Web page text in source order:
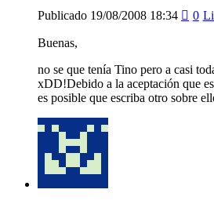
Publicado 19/08/2008 18:34 0
Buenas,
no se que tenía Tino pero a casi
xDD!Debido a la aceptación que
es posible que escriba otro sobre